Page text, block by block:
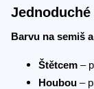
Barvu na semiš
Štětcem –
Houbou –